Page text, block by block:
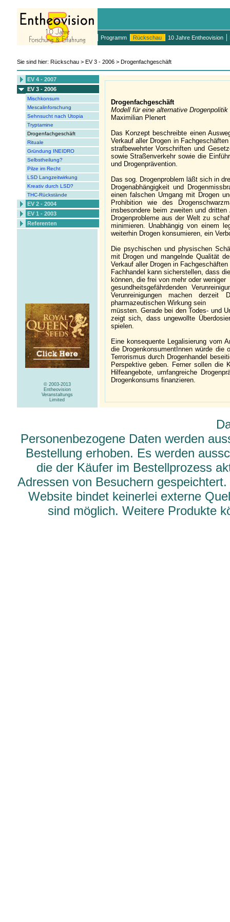
Programm Rückschau 10 Jahre Entheovision
Sie sind hier: Rückschau > EV 3 - 2006 > Drogenfachgeschäft
EV 4 - 2007
EV 3 - 2006
Mischkonsum
Mescalinforschung
Sehnsucht nach Utopia
Tryptamine
Drogenfachgeschäft
Rituale
Gründung INEIDRO
Selbstheilung?
Pilze im Recht
LSD Langzeitwirkung
Kreativ durch LSD?
THC-Rückstände
EV 2 - 2004
EV 1 - 2003
Referenten
© 2003-2013
Entheovision
Veranstaltungs
Limited
Drogenfachgeschäft
Modell für eine alternative Drogenpolitik
Maximilian Plenert
Das Konzept beschreibte einen
Verkauf aller Drogen in
strafbewehrter Vorschriften und
sowie Straßenverkehr sowie die
und Drogenprävention.
Das sog. Drogenproblem läßt sich in
Drogenabhängigkeit und
einen falschen Umgang mit Drogen
Prohibition wie des
insbesondere beim zweiten und
Drogenprobleme aus der Welt zu
minimieren. Unabhängig von einem
weiterhin Drogen konsumieren, ein
Die psychischen und physischen
mit Drogen und mangelnde Qualität
Verkauf aller Drogen in
Fachhandel kann sicherstellen, dass
können, die frei von mehr oder weniger
gesundheitsgefährdenden
Verunreinigungen machen
pharmazeutischen Wirkung sein
müssten. Gerade bei den Todes- und
zeigt sich, dass ungewollte
spielen.
Eine konsequente Legalisierung vom
die DrogenkonsumentInnen würde die
Terrorismus durch Drogenhandel
Perspektive geben. Ferner sollen die
Hilfeangebote, umfangreiche
Drogenkonsums finanzieren.
Personenbezogene Daten werden
Bestellung erhoben. Es werden
die der Käufer im Bestellprozess
Adressen von Besuchern
Website bindet keinerlei externe
sind möglich. Weitere Produkte